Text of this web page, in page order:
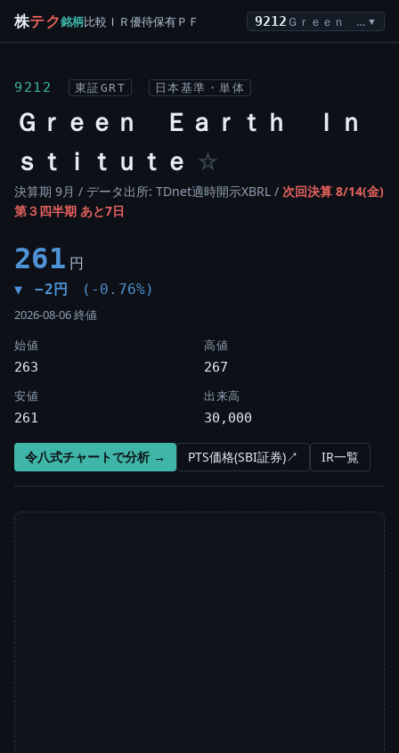
株テク銘柄比較 ＩＲ優待保有ＰＦ 9212 Ｇｒｅｅｎ Ｅａｒｔｈ Ｉｎｓｔｉｔｕｔｅ ▼
9212 東証GRT 日本基準・単体
Ｇｒｅｅｎ Ｅａｒｔｈ Ｉｎ
ｓｔｉｔｕｔｅ ☆
決算期 9月 / データ出所: TDnet適時開示XBRL / 次回決算 8/14(金)
第３四半期 あと7日
261 円
▼ −2円 (-0.76%)
2026-08-06 終値
始値
263
高値
267
安値
261
出来高
30,000
令八式チャートで分析 → PTS価格(SBI証券)↗ IR一覧